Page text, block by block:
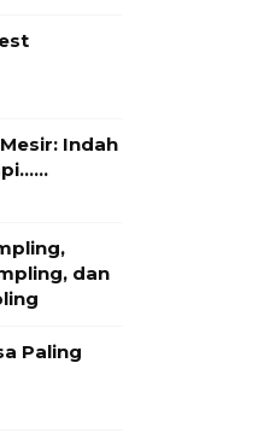
Indah
dan
Paling